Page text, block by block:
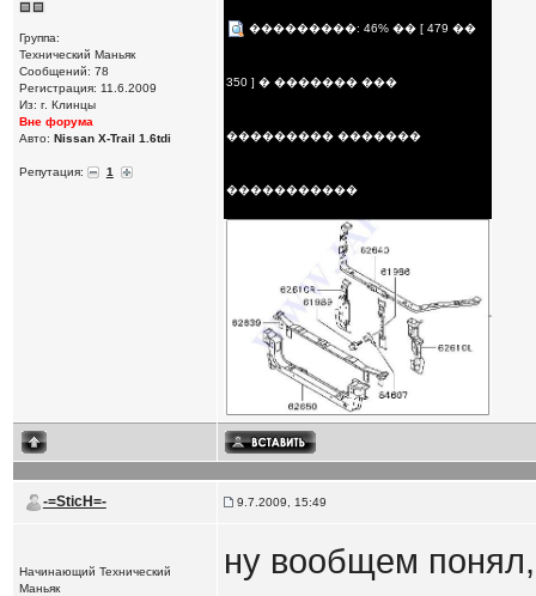
Группа:
Технический Маньяк
Сообщений: 78
Регистрация: 11.6.2009
Из: г. Клинцы
Вне форума
Авто: Nissan X-Trail 1.6tdi
Репутация: 1
���������: 46% �� [ 479 ��
350 ] � ������� ���
��������� �������
�����������
-=SticH=- 9.7.2009, 15:49
Начинающий Технический
Маньяк
ну вообщем понял,